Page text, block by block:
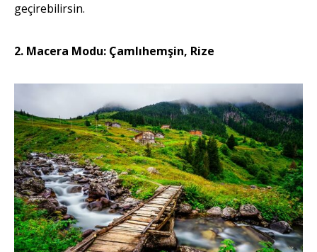
geçirebilirsin.
2. Macera Modu: Çamlıhemşin, Rize